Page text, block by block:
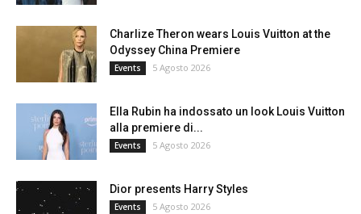
Charlize Theron wears Louis Vuitton at the
Odyssey China Premiere
Events 5 Agosto 2026
Ella Rubin ha indossato un look Louis Vuitton
alla premiere di...
Events 5 Agosto 2026
Dior presents Harry Styles
Events 5 Agosto 2026